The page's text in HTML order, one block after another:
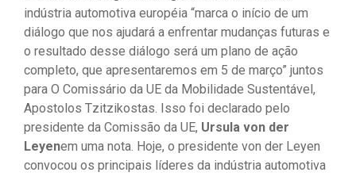
indústria automotiva européia “marca o início de um
diálogo que nos ajudará a enfrentar mudanças futuras e
o resultado desse diálogo será um plano de ação
completo, que apresentaremos em 5 de março” juntos
para O Comissário da UE da Mobilidade Sustentável,
Apostolos Tzitzikostas. Isso foi declarado pelo
presidente da Comissão da UE, Ursula von der
Leyenem uma nota. Hoje, o presidente von der Leyen
convocou os principais líderes da indústria automotiva